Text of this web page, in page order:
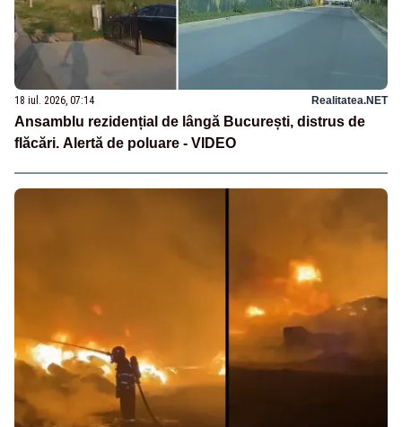
18 iul. 2026, 07:14 Realitatea.NET
Ansamblu rezidențial de lângă București, distrus de
flăcări. Alertă de poluare - VIDEO